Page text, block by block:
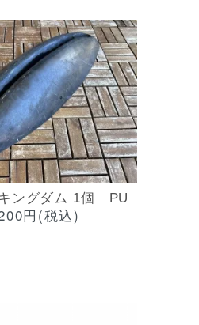
ングダム 1個 PU
円(税込)